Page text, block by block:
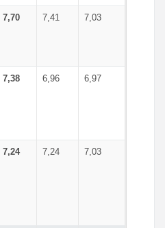
7,70 7,41 7,03
7,38 6,96 6,97
7,24 7,24 7,03